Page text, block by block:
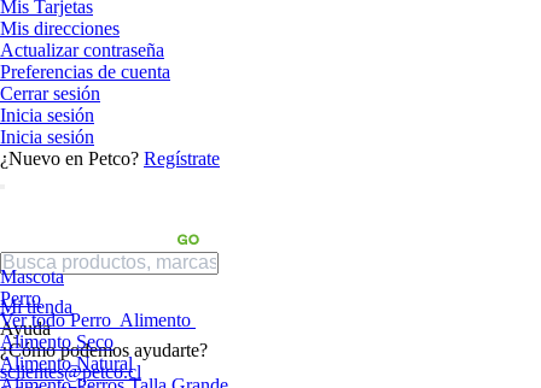
Mis Tarjetas
Mis direcciones
Actualizar contraseña
Preferencias de cuenta
Cerrar sesión
Inicia sesión
Inicia sesión
¿Nuevo en Petco? Regístrate
Mi tienda
Ayuda
¿Cómo podemos ayudarte?
sclientes@petco.cl
Mascota
Perro
Ver todo Perro Alimento
Alimento Seco
Alimento Natural